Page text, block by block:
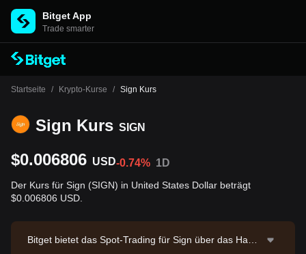
Bitget App
Trade smarter
Startseite / Krypto-Kurse / Sign Kurs
Sign Kurs SIGN
$0.006806 USD-0.74% 1D
Der Kurs für Sign (SIGN) in United States Dollar beträgt
$0.006806 USD.
Bitget bietet das Spot-Trading für Sign über das Hand